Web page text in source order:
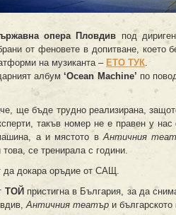
опера Пловдив под
от феновете в допитване, което
на музиканта – ЕТО ТУК.
албум‘Ocean Machine’ по
ще бъде трудно реализирана,
такъв номер не е правен у нас
а и мястото вАнтичния
се тренирала с години.
да докара оръдие от САЩ.
ТОЙпристигна в България, за да
Античния театър и българското